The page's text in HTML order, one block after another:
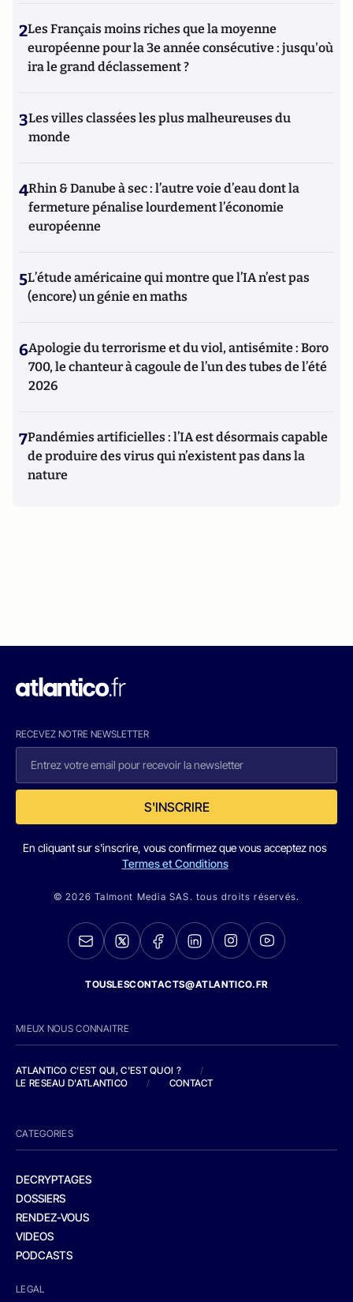
2Les Français moins riches que la moyenne
européenne pour la 3e année consécutive : jusqu'où
ira le grand déclassement ?
3Les villes classées les plus malheureuses du
monde
4Rhin & Danube à sec : l’autre voie d’eau dont la
fermeture pénalise lourdement l’économie
européenne
5L’étude américaine qui montre que l’IA n’est pas
(encore) un génie en maths
6Apologie du terrorisme et du viol, antisémite : Boro
700, le chanteur à cagoule de l’un des tubes de l’été
2026
7Pandémies artificielles : l’IA est désormais capable
de produire des virus qui n’existent pas dans la
nature
RECEVEZ NOTRE NEWSLETTER
S'INSCRIRE
En cliquant sur s'inscrire, vous confirmez que vous acceptez nos
Termes et Conditions
© 2026 Talmont Media SAS. tous droits réservés.
TOUSLESCONTACTS@ATLANTICO.FR
MIEUX NOUS CONNAITRE
ATLANTICO C'EST QUI, C'EST QUOI ?
/
LE RESEAU D'ATLANTICO
/ CONTACT
CATEGORIES
DECRYPTAGES
DOSSIERS
RENDEZ-VOUS
VIDEOS
PODCASTS
LEGAL